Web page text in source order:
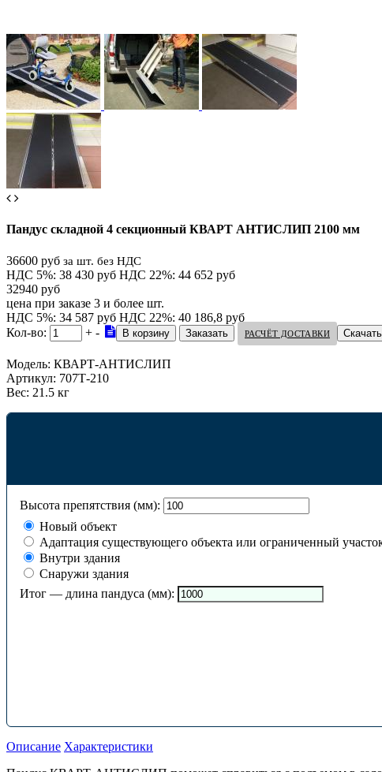
Пандус складной 4 секционный КВАРТ АНТИСЛИП 2100 мм
36600 руб за шт. без НДС
НДС 5%: 38 430 руб НДС 22%: 44 652 руб
32940 руб
цена при заказе 3 и более шт.
НДС 5%: 34 587 руб НДС 22%: 40 186,8 руб
Кол-во:
+ - РАСЧЁТ ДОСТАВКИ
Модель: КВАРТ-АНТИСЛИП
Артикул: 707Т-210
Вес: 21.5 кг
Высота препятствия (мм):
Новый объект
Адаптация существующего объекта или ограниченный
Внутри здания
Снаружи здания
Итог — длина пандуса (мм):
Описание Характеристики